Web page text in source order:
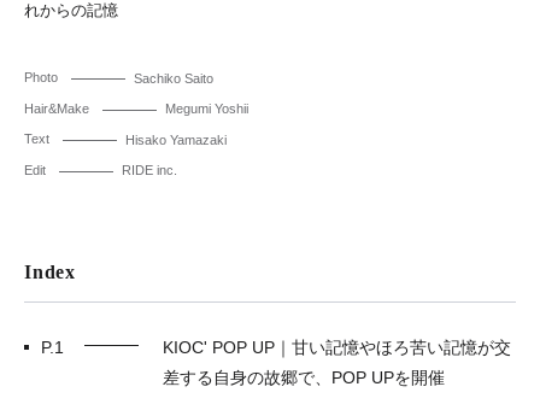
れからの記憶
Photo Sachiko Saito
Hair&Make Megumi Yoshii
Text Hisako Yamazaki
Edit RIDE inc.
Index
P.1
KIOC' POP UP｜甘い記憶やほろ苦い記憶が交
差する自身の故郷で、POP UPを開催